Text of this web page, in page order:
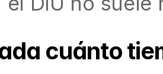
cuánto